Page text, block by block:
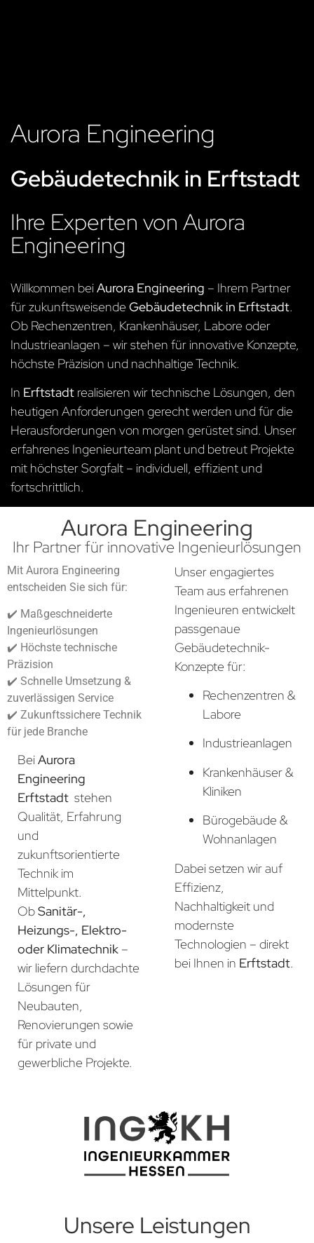
Aurora Engineering
Gebäudetechnik in Erftstadt
Ihre Experten von Aurora
Engineering
Willkommen beiAurora Engineering – Ihrem Partner
für zukunftsweisendeGebäudetechnik in Erftstadt.
Ob Rechenzentren, Krankenhäuser, Labore oder
Industrieanlagen – wir stehen für innovative Konzepte,
höchste Präzision und nachhaltige Technik.
In Erftstadt realisieren wir technische Lösungen, den
heutigen Anforderungen gerecht werden und für die
Herausforderungen von morgen gerüstet sind. Unser
erfahrenes Ingenieurteam plant und betreut Projekte
mit höchster Sorgfalt – individuell, effizient und
fortschrittlich.
Aurora Engineering
Ihr Partner für innovative Ingenieurlösungen
Mit Aurora Engineering
entscheiden Sie sich für:
✔️ Maßgeschneiderte
Ingenieurlösungen
✔️ Höchste technische
Präzision
✔️ Schnelle Umsetzung &
zuverlässigen Service
✔️ Zukunftssichere Technik
für jede Branche
BeiAurora
Engineering
Erftstadt stehen
Qualität, Erfahrung
und
zukunftsorientierte
Technik im
Mittelpunkt.
ObSanitär-,
Heizungs-, Elektro-
oder Klimatechnik –
wir liefern durchdachte
Lösungen für
Neubauten,
Renovierungen sowie
für private und
gewerbliche Projekte.
Unser engagiertes
Team aus erfahrenen
Ingenieuren entwickelt
passgenaue
Gebäudetechnik-
Konzepte für:
Rechenzentren &
Labore
Industrieanlagen
Krankenhäuser &
Kliniken
Bürogebäude &
Wohnanlagen
Dabei setzen wir auf
Effizienz,
Nachhaltigkeit und
modernste
Technologien – direkt
bei Ihnen in Erftstadt.
Unsere Leistungen